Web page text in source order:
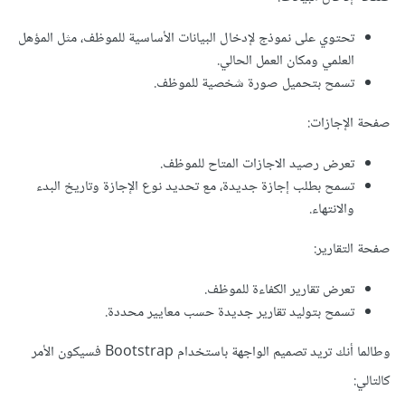
تحتوي على نموذج لإدخال البيانات الأساسية للموظف، مثل المؤهل
العلمي ومكان العمل الحالي.
تسمح بتحميل صورة شخصية للموظف.
صفحة الإجازات:
تعرض رصيد الاجازات المتاح للموظف.
تسمح بطلب إجازة جديدة، مع تحديد نوع الإجازة وتاريخ البدء
والانتهاء.
صفحة التقارير:
تعرض تقارير الكفاءة للموظف.
تسمح بتوليد تقارير جديدة حسب معايير محددة.
وطالما أنك تريد تصميم الواجهة باستخدام Bootstrap فسيكون الأمر
كالتالي: